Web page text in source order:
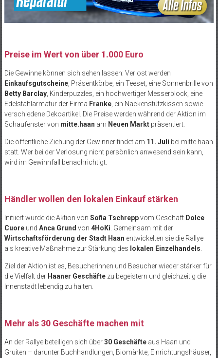
Preise im Wert von über 1.000 Euro
Die Gewinne können sich sehen lassen: Verlost werden
Einkaufsgutscheine, Präsentkörbe, ein Teeset, eine Sonnenbrille von
Betty Barclay, Kinderpuzzles, ein hochwertiger Messerblock, eine
Edelstahlarmatur der Firma Franke, ein Nackenstützkissen sowie
verschiedene Dekoartikel. Die Preise werden während der Aktion im
Schaufenster von mitte.haan am Neuen Marktpräsentiert.
Die öffentliche Ziehung der Gewinner findet am 11. Juli bei mitte.haan
statt. Wer bei der Verlosung nicht persönlich anwesend sein kann,
wird im Gewinnfall benachrichtigt.
Händler wollen den lokalen Einkauf stärken
Initiiert wurde die Aktion von Sofia Tschreppvom Geschäft Dolce
Cuoreund Anca Grund von 4HoKi. Gemeinsam mit der
Wirtschaftsförderung der Stadt Haan entwickelten sie die Rallye
als kreative Maßnahme zur Stärkung des lokalen Einzelhandels.
Ziel der Aktion ist es, Besucherinnen und Besucher wieder stärker für
die Vielfalt der Haaner Geschäftezu begeistern und gleichzeitig die
Innenstadt lebendig zu halten.
Mehr als 30 Geschäfte machen mit
An der Rallye beteiligen sich über30 Geschäfteaus Haan und
Gruiten – darunter Buchhandlungen, Biomärkte, Einrichtungshäuser,